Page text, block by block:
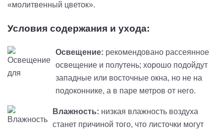
«молитвенный цветок».
Условия содержания и ухода:
Освещение: рекомендовано рассеянное
освещение и полутень; хорошо подойдут
западные или восточные окна, но не на
подоконнике, а в паре метров от него.
Влажность: низкая влажность воздуха
станет причиной того, что листочки могут